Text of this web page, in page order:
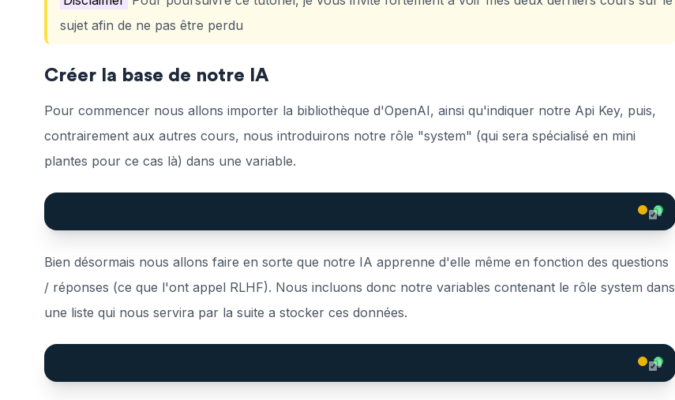
sujet afin de ne pas être perdu
Créer la base de notre IA
Pour commencer nous allons importer la bibliothèque d'OpenAI, ainsi qu'indiquer notre Api Key, puis,
contrairement aux autres cours, nous introduirons notre rôle "system" (qui sera spécialisé en mini
plantes pour ce cas là) dans une variable.
Bien désormais nous allons faire en sorte que notre IA apprenne d'elle même en fonction des questions
/ réponses (ce que l'ont appel RLHF). Nous incluons donc notre variables contenant le rôle system dans
une liste qui nous servira par la suite a stocker ces données.